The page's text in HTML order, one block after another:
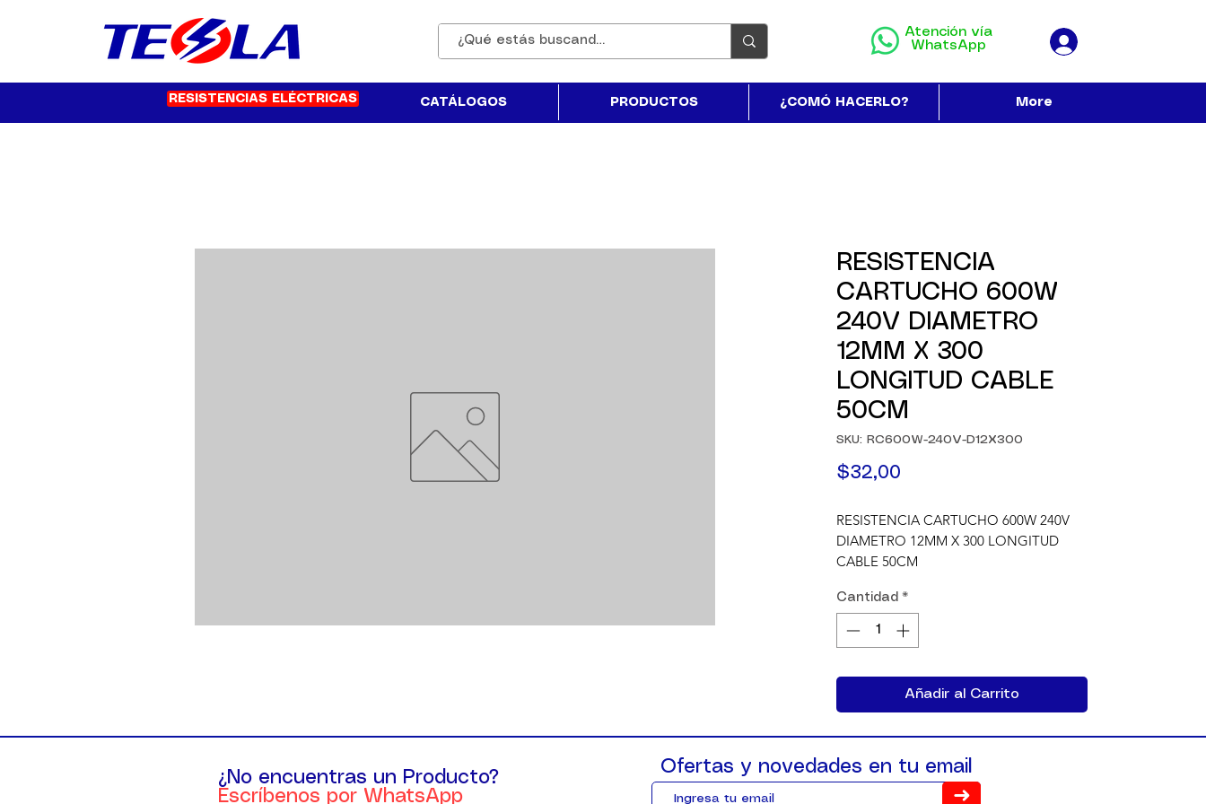
Atención vía
WhatsApp
RESISTENCIAS ELÉCTRICAS CATÁLOGOS PRODUCTOS ¿COMÓ HACERLO? More
RESISTENCIA
CARTUCHO 600W
240V DIAMETRO
12MM X 300
LONGITUD CABLE
50CM
SKU: RC600W-240V-D12X300
$32,00
RESISTENCIA CARTUCHO 600W 240V
DIAMETRO 12MM X 300 LONGITUD
CABLE 50CM
Cantidad *
Añadir al Carrito
¿No encuentras un Producto?
Escríbenos por WhatsApp
Ofertas y novedades en tu email
➜